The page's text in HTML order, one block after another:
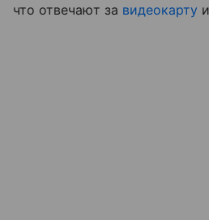
что отвечают за видеокарту